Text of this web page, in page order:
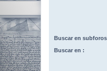
Buscar en
Buscar en :